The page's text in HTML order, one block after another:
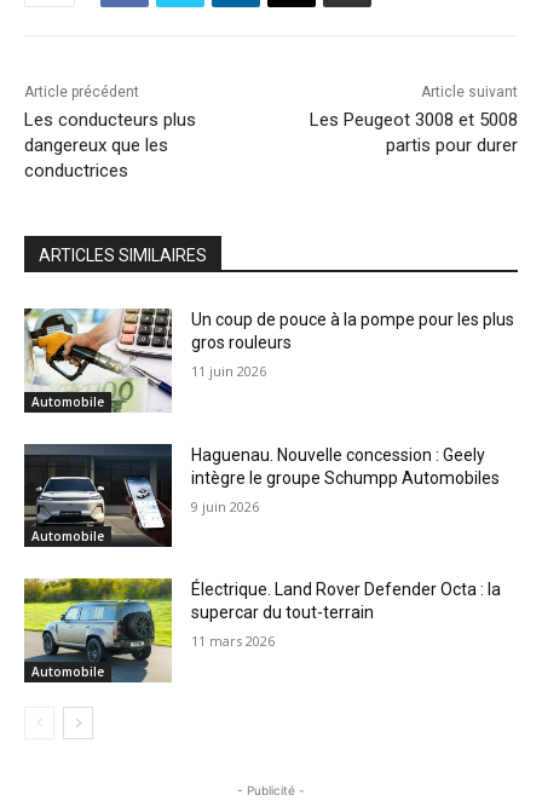
Article précédent
Les conducteurs plus
dangereux que les
conductrices
Article suivant
Les Peugeot 3008 et 5008
partis pour durer
ARTICLES SIMILAIRES
Automobile
Un coup de pouce à la pompe pour les plus
gros rouleurs
11 juin 2026
Automobile
Haguenau. Nouvelle concession : Geely
intègre le groupe Schumpp Automobiles
9 juin 2026
Automobile
Électrique. Land Rover Defender Octa : la
supercar du tout-terrain
11 mars 2026
- Publicité -